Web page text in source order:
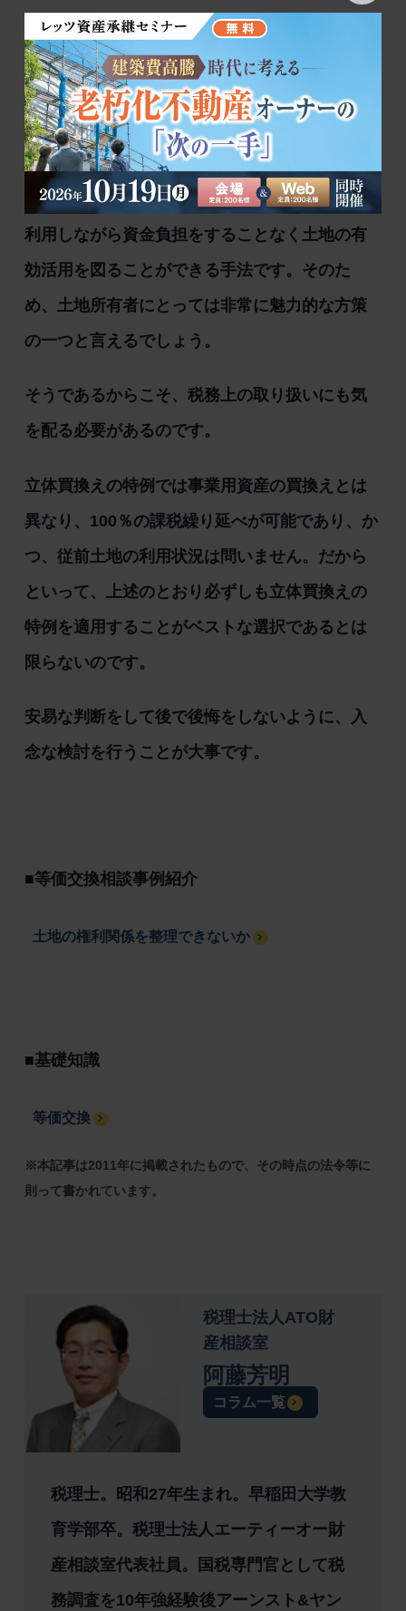
５．事前シミュレーションが
大事
等価交換方式は、不動産開発業者のノウハウを
利用しながら資金負担をすることなく土地の有
効活用を図ることができる手法です。そのた
め、土地所有者にとっては非常に魅力的な方策
の一つと言えるでしょう。
そうであるからこそ、税務上の取り扱いにも気
を配る必要があるのです。
立体買換えの特例では事業用資産の買換えとは
異なり、100％の課税繰り延べが可能であり、か
つ、従前土地の利用状況は問いません。だから
といって、上述のとおり必ずしも立体買換えの
特例を適用することがベストな選択であるとは
限らないのです。
安易な判断をして後で後悔をしないように、入
念な検討を行うことが大事です。
■等価交換相談事例紹介
土地の権利関係を整理できないか
■基礎知識
等価交換
※本記事は2011年に掲載されたもので、その時点の法令等に
則って書かれています。
税理士。昭和27年生まれ。早稲田大学教
育学部卒。税理士法人エーティーオー財
産相談室代表社員。国税専門官として税
務調査を10年強経験後アーンスト&ヤン
税理士法人ATO財
産相談室
阿藤芳明
コラム一覧